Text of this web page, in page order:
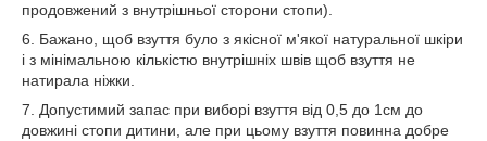
продовжений з внутрішньої сторони стопи).
6. Бажано, щоб взуття було з якісної м'якої натуральної шкіри
і з мінімальною кількістю внутрішніх швів щоб взуття не
натирала ніжки.
7. Допустимий запас при виборі взуття від 0,5 до 1см до
довжині стопи дитини, але при цьому взуття повинна добре